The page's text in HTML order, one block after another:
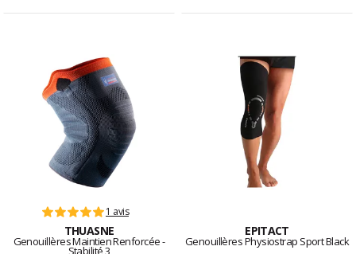
1 avis
THUASNE
Genouillères Maintien Renforcée -
Stabilité 3
EPITACT
Genouillères Physiostrap Sport Black